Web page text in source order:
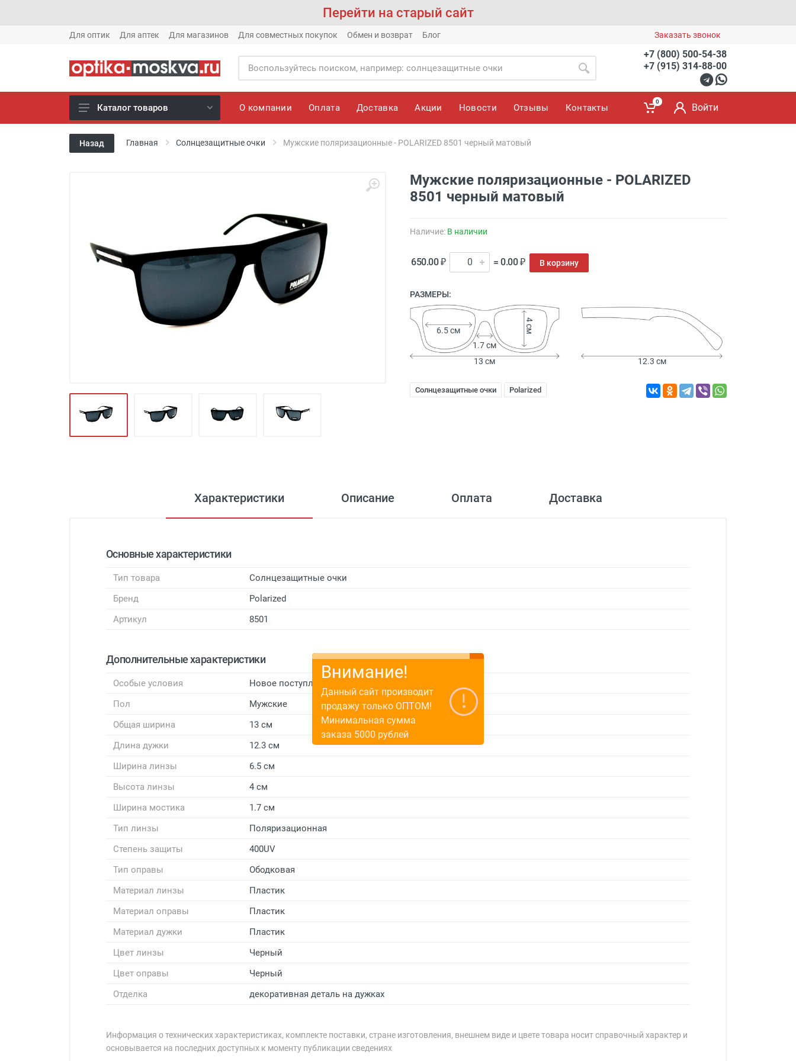
Перейти на старый сайт
Для оптик Для аптек Для магазинов Для совместных покупок Обмен и возврат Блог Заказать звонок
+7 (800) 500-54-38
+7 (915) 314-88-00
Новое готовые очки (1621)
Новое солнце (1613)
Известные бренды (212)
Футляры и мешки (1412)
Красота и здоровье (353)
Атрибуты для оптики (59)
Аксессуары (239)
Каталог товаров О компании Оплата Доставка Акции Новости Отзывы Контакты
0
Войти
Назад Главная Солнцезащитные очки Мужские поляризационные - POLARIZED 8501 черный матовый
Мужские поляризационные - POLARIZED
8501 черный матовый
Наличие: В наличии
650.00 ₽ = 0.00 ₽ В корзину
РАЗМЕРЫ:
1.7 см
6.5 см 4 см
13 см 12.3 см
Солнцезащитные очки Polarized
Характеристики Описание Оплата Доставка
Основные характеристики
Тип товара
Солнцезащитные очки
Бренд
Polarized
Артикул
8501
Дополнительные характеристики
Особые условия
Новое поступление
Пол
Мужские
Общая ширина
13 см
Длина дужки
12.3 см
Ширина линзы
6.5 см
Высота линзы
4 см
Ширина мостика
1.7 см
Тип линзы
Поляризационная
Степень защиты
400UV
Тип оправы
Ободковая
Материал линзы
Пластик
Материал оправы
Пластик
Материал дужки
Пластик
Цвет линзы
Черный
Цвет оправы
Черный
Отделка
декоративная деталь на дужках
Информация о технических характеристиках, комплекте поставки, стране изготовления, внешнем виде и цвете товара носит справочный характер и
основывается на последних доступных к моменту публикации сведениях
Внимание!
Данный сайт производит
продажу только ОПТОМ!
Минимальная сумма
заказа 5000 рублей